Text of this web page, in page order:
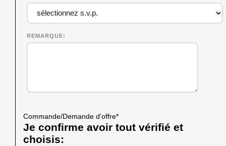
REMARQUE
Commande/Demande d'offre*
Je confirme avoir tout vérifié et
choisis: